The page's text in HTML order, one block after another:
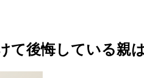
て後悔している親